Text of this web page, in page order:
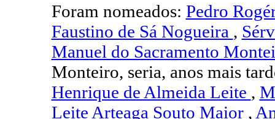
Foram nomeados: Pedro
Faustino de Sá Nogueira ,
Manuel do Sacramento
Monteiro, seria, anos mais
Henrique de Almeida Leite ,
Leite Arteaga Souto Maior ,